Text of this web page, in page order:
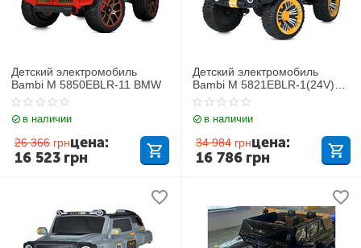
Детский электромобиль
Bambi M 5850EBLR-11 BMW
в наличии
26 366 грн
16 523 грн
цена:
Детский электромобиль
Bambi M 5821EBLR-1(24V)
Jeep
в наличии
34 984 грн
16 786 грн
цена: